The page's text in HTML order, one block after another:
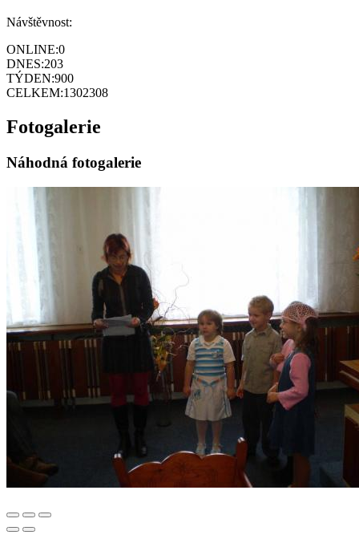
Návštěvnost:
ONLINE:0
DNES:203
TÝDEN:900
CELKEM:1302308
Fotogalerie
Náhodná fotogalerie